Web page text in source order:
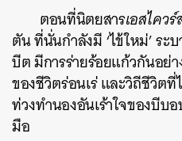
ตอนที่นิตยสารเอสไควร์
ตัน ที่นั่นกำลังมี ‘ไข้ใหม่’ ร
บีต มีการร่ายร้อยแก้วกันอย่า
ของชีวิตร่อนเร่ และวิถีชีวิต
ท่วงทำนองอันเร้าใจของบีบ
มือ